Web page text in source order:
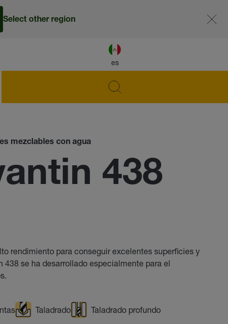
es
Select other region
mezclables con agua
438
rendimiento para conseguir excelentes superficies y
se ha desarrollado especialmente para el
Taladrado
Taladrado profundo